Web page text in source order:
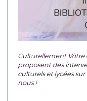
Culturellement Vôtre
proposent des
culturels et lycéessur
nous !